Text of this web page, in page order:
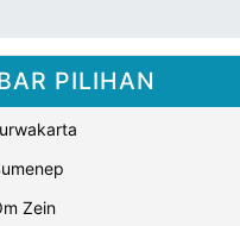
PILIHAN
Zein